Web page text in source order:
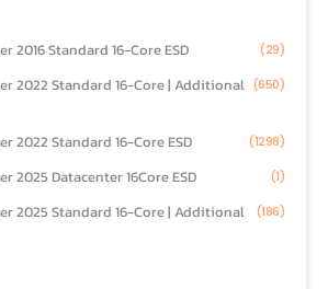
2016 Standard 16-Core ESD
(29)
2022 Standard 16-Core | Additional (650)
2022 Standard 16-Core ESD (1298)
2025 Datacenter 16Core ESD (1)
2025 Standard 16-Core | Additional
(186)